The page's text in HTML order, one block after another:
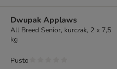
Dwupak Applaws
All Breed Senior, kurczak, 2 x 7,5
kg
Pusto